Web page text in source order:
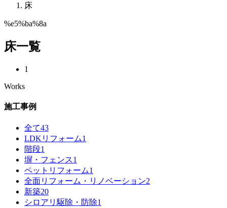
床
%e5%ba%8a
床一覧
1
Works
施工事例
全て43
LDKリフォーム1
階段1
塀・フェンス1
ペットリフォーム1
全面リフォーム・リノベーション2
新築20
シロアリ駆除・防除1